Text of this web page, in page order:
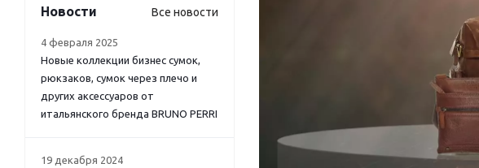
Новости Все новости
4 февраля 2025
Новые коллекции бизнес сумок,
рюкзаков, сумок через плечо и
других аксессуаров от
итальянского бренда BRUNO PERRI
19 декабря 2024